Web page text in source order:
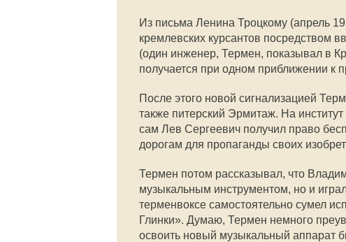
Из письма Ленина Троцкому (апрель
кремлевских курсантов посредством
(один инженер, Термен, показывал в
получается при одном приближении к
После этого новой сигнализацией
также питерский Эрмитаж. На
сам Лев Сергеевич получил право
дорогам для пропаганды своих
Термен потом рассказывал, что
музыкальным инструментом, но и
терменвоксе самостоятельно сумел
Глинки». Думаю, Термен немного
освоить новый музыкальный аппарат